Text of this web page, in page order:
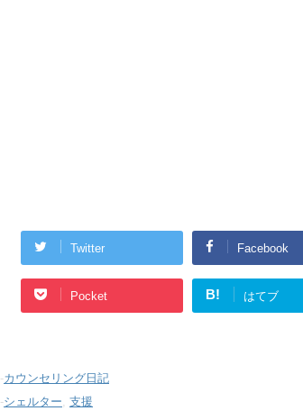
Twitter Facebook
Pocket B! はてブ
-カウンセリング日記
-シェルター, 支援